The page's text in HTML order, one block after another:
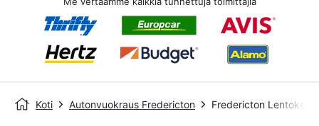
Koti Autonvuokraus Fredericton Fredericton